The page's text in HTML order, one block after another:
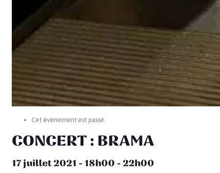
Cet évènement est passé.
CONCERT : BRAMA
17 juillet 2021 - 18h00 - 22h00